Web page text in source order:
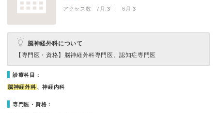
アクセス数 7月:3 | 6月:3
脳神経外科について
【専門医・資格】 脳神経外科専門医、認知症専門医
診療科目：
脳神経外科 、神経内科
専門医・資格：